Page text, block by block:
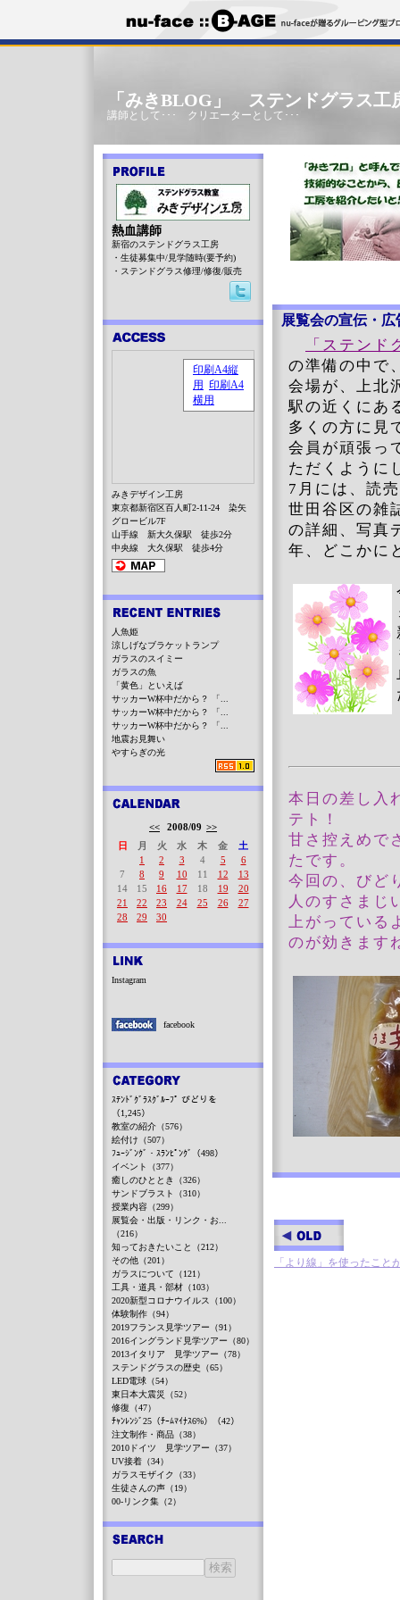
「みきBLOG」 ステンドグラス工
講師として･･･ クリエーターとして･･･
展覧会の宣伝・広
「ステン
の準備の中で
会場が、上北
駅の近くにあ
多くの方に見
会員が頑張っ
ただくように
7月には、読
世田谷区の雑
の詳細、写真
年、どこかに
本日の差し入
テト！
甘さ控えめで
たです。
今回の、びど
人のすさまじ
上がっている
のが効きます
「より線」を使ったこと
熱血講師
新宿のステンドグラス工房
・生徒募集中/見学随時(要予約)
・ステンドグラス修理/修復/販売
みきデザイン工房
東京都新宿区百人町2-11-24 染矢
グロービル7F
山手線 新大久保駅 徒歩2分
中央線 大久保駅 徒歩4分
人魚姫
涼しげなブラケットランプ
ガラスのスイミー
ガラスの魚
「黄色」といえば
サッカーW杯中だから？ 「...
サッカーW杯中だから？ 「...
サッカーW杯中だから？ 「...
地震お見舞い
やすらぎの光
<< 2008/09 >>
日
月 火 水 木 金
土
1
2 3 4 5
6
7
8 9 10 11 12
13
14
15 16 17 18 19
20
21
22 23 24 25 26
27
28
29 30
Instagram
facebook
ｽﾃﾝﾄﾞｸﾞﾗｽｸﾞﾙｰﾌﾟ びどりを
（1,245）
教室の紹介（576）
絵付け（507）
ﾌｭｰｼﾞﾝｸﾞ・ｽﾗﾝﾋﾟﾝｸﾞ（498）
イベント（377）
癒しのひととき（326）
サンドブラスト（310）
授業内容（299）
展覧会・出版・リンク・お...
（216）
知っておきたいこと（212）
その他（201）
ガラスについて（121）
工具・道具・部材（103）
2020新型コロナウイルス（100）
体験制作（94）
2019フランス見学ツアー（91）
2016イングランド見学ツアー（80）
2013イタリア 見学ツアー（78）
ステンドグラスの歴史（65）
LED電球（54）
東日本大震災（52）
修復（47）
ﾁｬﾝﾚﾝｼﾞ25（ﾁｰﾑﾏｲﾅｽ6%）（42）
注文制作・商品（38）
2010ドイツ 見学ツアー（37）
UV接着（34）
ガラスモザイク（33）
生徒さんの声（19）
00-リンク集（2）